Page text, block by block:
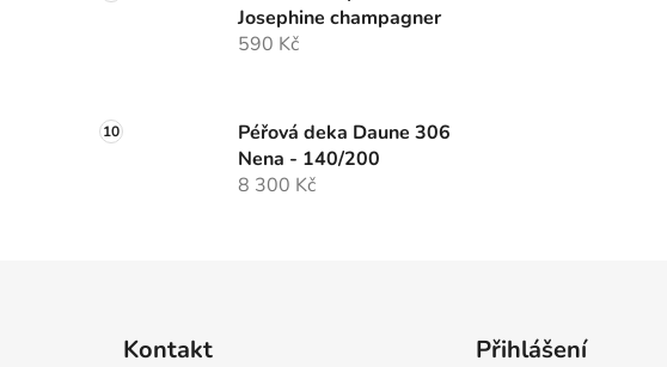
Josephine champagner
590 Kč
Péřová deka Daune 306
Nena - 140/200
8 300 Kč
Kontakt Přihlášení